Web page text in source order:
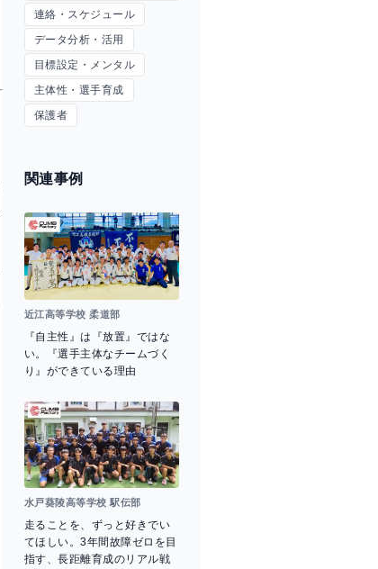
連絡・スケジュール
データ分析・活用
目標設定・メンタル
主体性・選手育成
保護者
関連事例
近江高等学校 柔道部
『自主性』は『放置』ではな
い。『選手主体なチームづく
り』ができている理由
水戸葵陵高等学校 駅伝部
走ることを、ずっと好きでい
てほしい。3年間故障ゼロを目
指す、長距離育成のリアル戦